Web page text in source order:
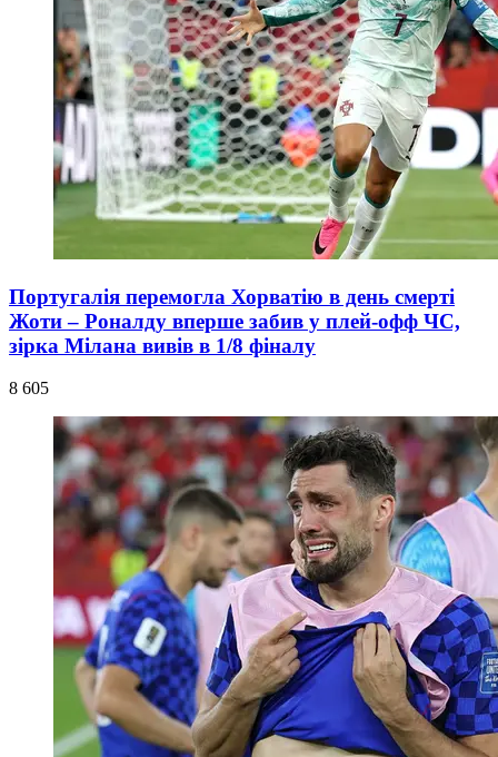
Португалія перемогла Хорватію в день смерті
Жоти – Роналду вперше забив у плей-офф ЧС,
зірка Мілана вивів в 1/8 фіналу
8 605